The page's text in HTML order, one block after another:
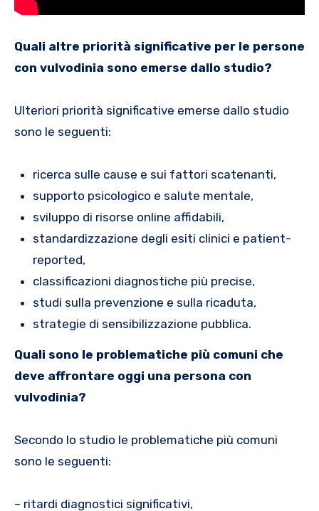
Quali altre priorità significative per le persone
con vulvodinia sono emerse dallo studio?
Ulteriori priorità significative emerse dallo studio
sono le seguenti:
ricerca sulle cause e sui fattori scatenanti,
supporto psicologico e salute mentale,
sviluppo di risorse online affidabili,
standardizzazione degli esiti clinici e patient-
reported,
classificazioni diagnostiche più precise,
studi sulla prevenzione e sulla ricaduta,
strategie di sensibilizzazione pubblica.
Quali sono le problematiche più comuni che
deve affrontare oggi una persona con
vulvodinia?
Secondo lo studio le problematiche più comuni
sono le seguenti:
– ritardi diagnostici significativi,